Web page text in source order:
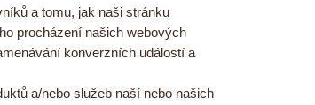
a tomu, jak naši stránku
procházení našich webových
konverzních událostí a
a/nebo služeb naší nebo našich